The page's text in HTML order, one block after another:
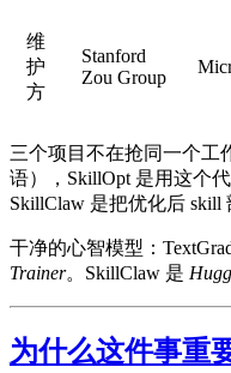
维
护
方
Stanford
Zou Group
三个项目不在抢同一个工
语），SkillOpt 是用这个
SkillClaw 是把优化后 skill
干净的心智模型：
Trainer。SkillClaw 是
为什么这件事重